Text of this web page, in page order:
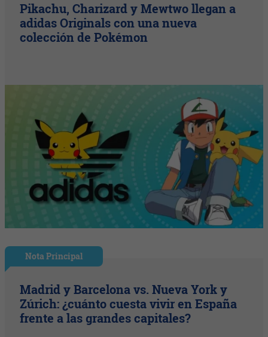
Pikachu, Charizard y Mewtwo llegan a
adidas Originals con una nueva
colección de Pokémon
Nota Principal
Madrid y Barcelona vs. Nueva York y
Zúrich: ¿cuánto cuesta vivir en España
frente a las grandes capitales?